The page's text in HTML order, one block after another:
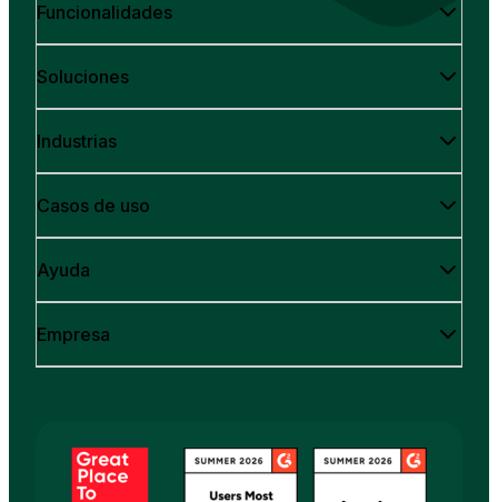
Funcionalidades
Soluciones
Industrias
Casos de uso
Ayuda
Empresa